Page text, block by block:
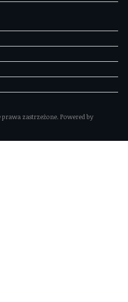
zastrzeżone. Powered by